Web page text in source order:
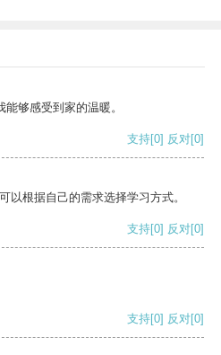
够感受到家的温暖。
支持[0] 反对[0]
以根据自己的需求选择学习方式。
支持[0] 反对[0]
支持[0] 反对[0]